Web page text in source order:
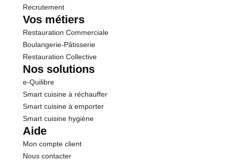
Recrutement
Vos métiers
Restauration Commerciale
Boulangerie-Pâtisserie
Restauration Collective
Nos solutions
e-Quilibre
Smart cuisine à réchauffer
Smart cuisine à emporter
Smart cuisine hygiène
Aide
Mon compte client
Nous contacter